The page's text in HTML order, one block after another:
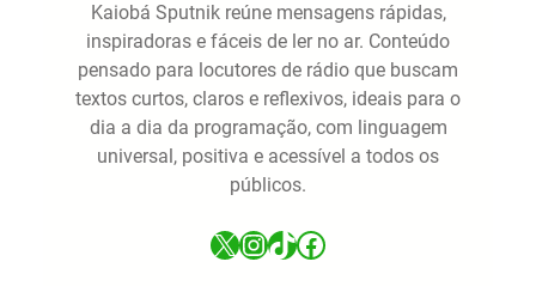
Kaiobá Sputnik reúne mensagens rápidas,
inspiradoras e fáceis de ler no ar. Conteúdo
pensado para locutores de rádio que buscam
textos curtos, claros e reflexivos, ideais para o
dia a dia da programação, com linguagem
universal, positiva e acessível a todos os
públicos.
X InstagramTikTok Facebook